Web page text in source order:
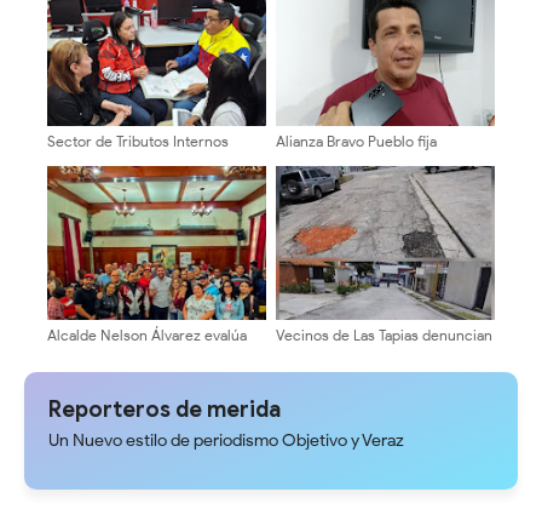
Sector de Tributos Internos
Directa y Asesoría a
Contribuyentes
Alianza Bravo Pueblo fija
cambio y la
reinstitucionalización de
Venezuela
Alcalde Nelson Álvarez evalúa
técnicos local
Vecinos de Las Tapias denuncian
asfaltado urgente
Reporteros de merida
Un Nuevo estilo de periodismo Objetivo y Veraz